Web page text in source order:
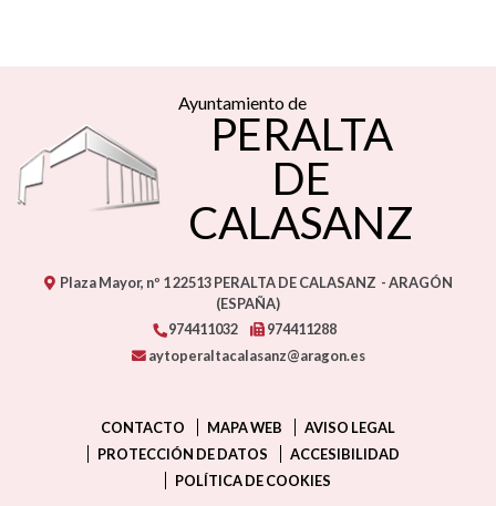
Ayuntamiento de
PERALTA
DE
CALASANZ
Plaza Mayor, nº 122513 PERALTA DE CALASANZ - ARAGÓN
(ESPAÑA)
974411032
974411288
aytoperaltacalasanz@aragon.es
CONTACTO MAPA WEB
AVISO LEGAL
PROTECCIÓN DE DATOS
ACCESIBILIDAD
POLÍTICA DE COOKIES